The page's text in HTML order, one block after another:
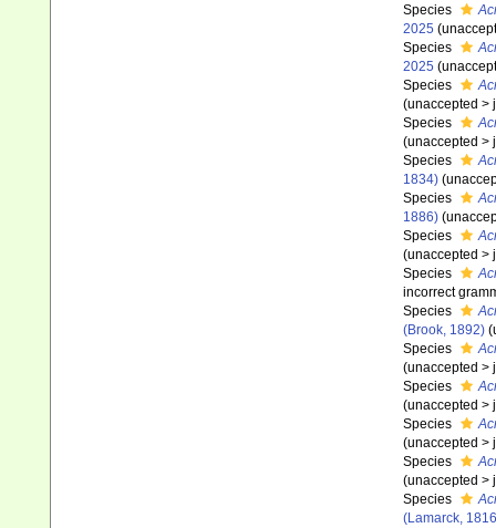
Species
2025 (
Species
2025 (
Species
(unaccepted >
Species
(unaccepted >
Species
1834) (
Species
1886) (
Species
(unaccepted >
Species
incorrect
Species
(Brook, 1892) (
Species
(unaccepted >
Species
(unaccepted >
Species
(unaccepted >
Species
(unaccepted >
Species
(Lamarck,